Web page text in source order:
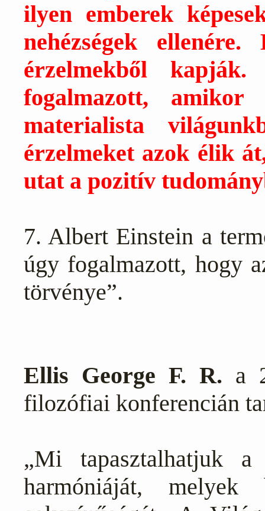
ilyen emberek
nehézségek
érzelmekből
fogalmazott,
materialista
érzelmeket azok élik
utat a pozitív
7. Albert Einstein a
úgy fogalmazott, hogy
törvénye”.
Ellis George F. R. a
filozófiai konferencián
„Mi tapasztalhatjuk
harmóniáját, melyek